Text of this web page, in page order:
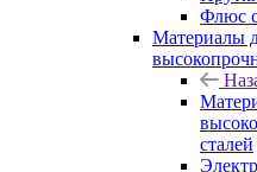
Флюс
Материалы
сталей